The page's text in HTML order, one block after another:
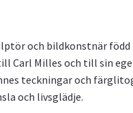
och bildkonstnär
Carl Milles och till sin
teckningar och
och livsglädje.